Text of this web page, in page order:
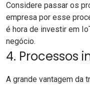
Considere passar os
empresa por esse
é hora de investir em
negócio.
4. Processos
A grande vantagem da